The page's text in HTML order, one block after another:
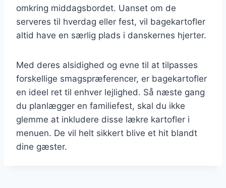
omkring middagsbordet. Uanset om de
serveres til hverdag eller fest, vil bagekartofler
altid have en særlig plads i danskernes hjerter.
Med deres alsidighed og evne til at tilpasses
forskellige smagspræferencer, er bagekartofler
en ideel ret til enhver lejlighed. Så næste gang
du planlægger en familiefest, skal du ikke
glemme at inkludere disse lækre kartofler i
menuen. De vil helt sikkert blive et hit blandt
dine gæster.